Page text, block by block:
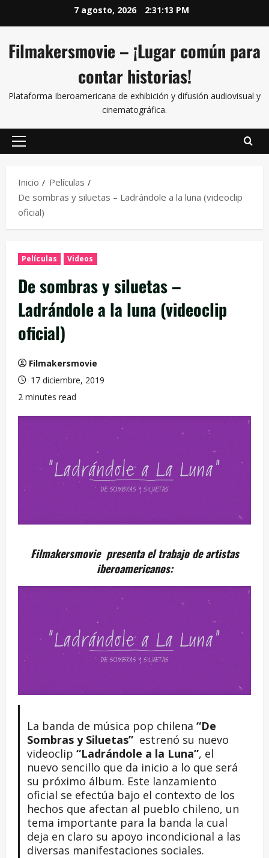
7 agosto, 2026 2:31:14 PM
Filmakersmovie – ¡Lugar común para
contar historias!
Plataforma Iberoamericana de exhibición y difusión audiovisual y
cinematográfica.
Inicio
Películas
De sombras y siluetas – Ladrándole a la luna (videoclip
oficial)
Películas Videos
De sombras y siluetas –
Ladrándole a la luna (videoclip
oficial)
Filmakersmovie
17 diciembre, 2019
2 minutes read
Filmakersmovie presenta el trabajo de artistas
iberoamericanos:
La banda de música pop chilena “De
Sombras y Siluetas”estrenó su nuevo
videoclip “Ladrándole a la Luna”, el
nuevo sencillo que da inicio a lo que será
su próximo álbum. Este lanzamiento
oficial se efectúa bajo el contexto de los
hechos que afectan al pueblo chileno, un
tema importante para la banda la cual
deja en claro su apoyo incondicional a las
diversas manifestaciones sociales.